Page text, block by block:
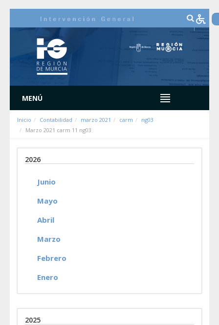
MENÚ
Inicio Contabilidad marzo 2021 carm
ng03
Marzo 2021 carm 11 ng03
2026
Junio
Mayo
Abril
Marzo
Febrero
Enero
2025